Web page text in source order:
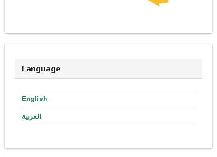
Language
English
العربية